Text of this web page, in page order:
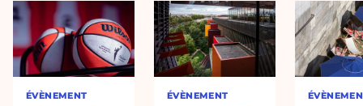
ÉVÈNEMENT ÉVÈNEMENT